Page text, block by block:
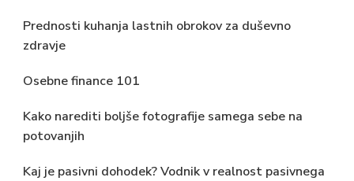
Prednosti kuhanja lastnih obrokov za duševno
zdravje
Osebne finance 101
Kako narediti boljše fotografije samega sebe na
potovanjih
Kaj je pasivni dohodek? Vodnik v realnost pasivnega